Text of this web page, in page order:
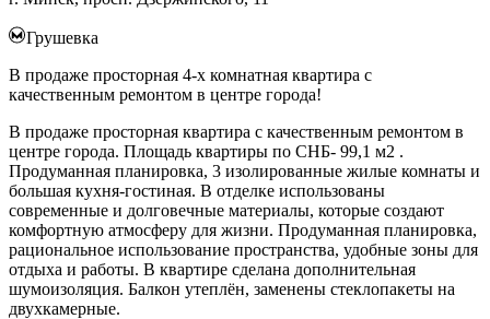
Грушевка
В продаже просторная 4-х комнатная квартира с
качественным ремонтом в центре города!
В продаже просторная квартира с качественным ремонтом в
центре города. Площадь квартиры по СНБ- 99,1 м2 .
Продуманная планировка, 3 изолированные жилые комнаты и
большая кухня-гостиная. В отделке использованы
современные и долговечные материалы, которые создают
комфортную атмосферу для жизни. Продуманная планировка,
рациональное использование пространства, удобные зоны для
отдыха и работы. В квартире сделана дополнительная
шумоизоляция. Балкон утеплён, заменены стеклопакеты на
двухкамерные.